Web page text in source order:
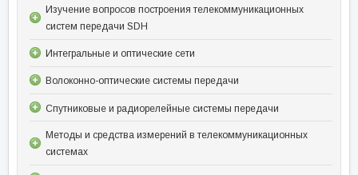
Изучение вопросов построения телекоммуникационных
систем передачи SDH
Интегральные и оптические сети
Волоконно-оптические системы передачи
Спутниковые и радиорелейные системы передачи
Методы и средства измерений в телекоммуникационных
системах